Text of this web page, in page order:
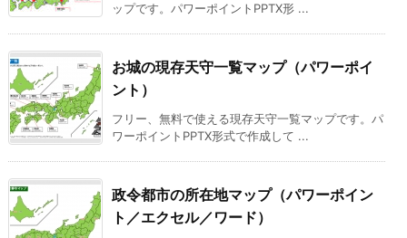
ップです。パワーポイントPPTX形 ...
お城の現存天守一覧マップ（パワーポイ
ント）
フリー、無料で使える現存天守一覧マップです。パ
ワーポイントPPTX形式で作成して ...
政令都市の所在地マップ（パワーポイン
ト／エクセル／ワード）